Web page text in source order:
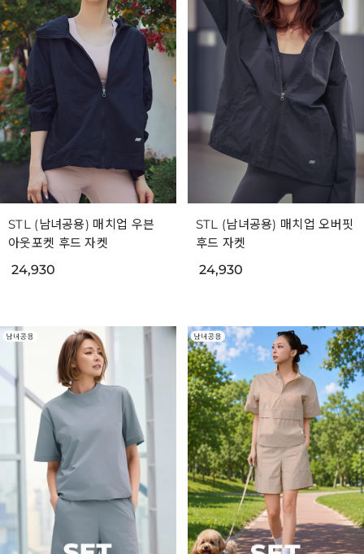
STL (남녀공용) 매치업 우븐
아웃포켓 후드 자켓
24,930
STL (남녀공용) 매치업 오버핏
후드 자켓
24,930